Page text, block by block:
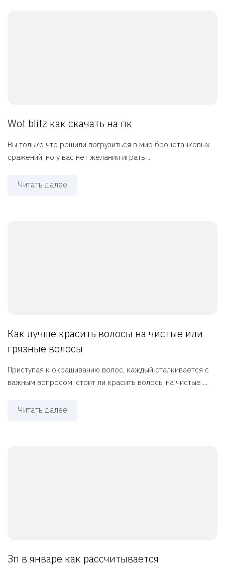
Wot blitz как скачать на пк
Вы только что решили погрузиться в мир бронетанковых
сражений, но у вас нет желания играть ...
Читать далее
Как лучше красить волосы на чистые или
грязные волосы
Приступая к окрашиванию волос, каждый сталкивается с
важным вопросом: стоит ли красить волосы на чистые ...
Читать далее
Зп в январе как рассчитывается